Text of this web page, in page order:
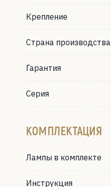
Крепление
Страна производства
Гарантия
Серия
КОМПЛЕКТАЦИЯ
Лампы в комплекте
Инструкция